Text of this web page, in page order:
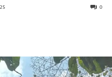
0